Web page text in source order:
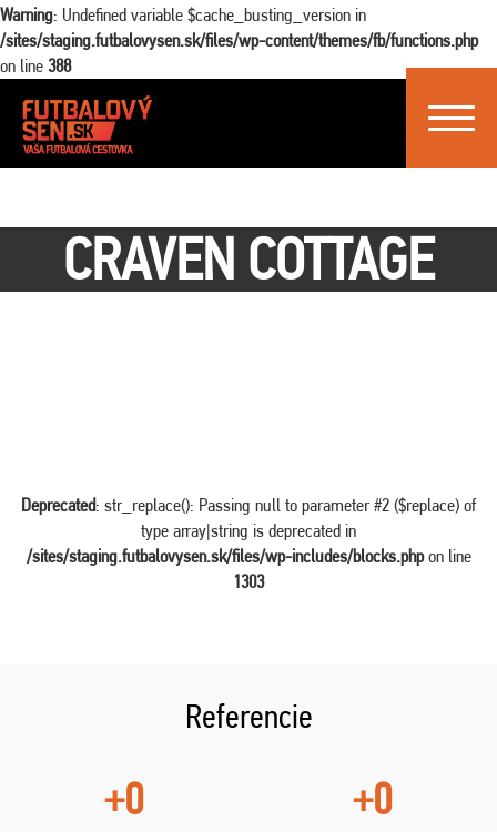
Warning: Undefined variable $cache_busting_version in
/sites/staging.futbalovysen.sk/files/wp-content/themes/fb/functions.php
on line 388
Toggle
CRAVEN COTTAGE
Deprecated: str_replace(): Passing null to parameter #2 ($replace) of
type array|string is deprecated in
/sites/staging.futbalovysen.sk/files/wp-includes/blocks.phpon line
1303
Referencie
+0 +0